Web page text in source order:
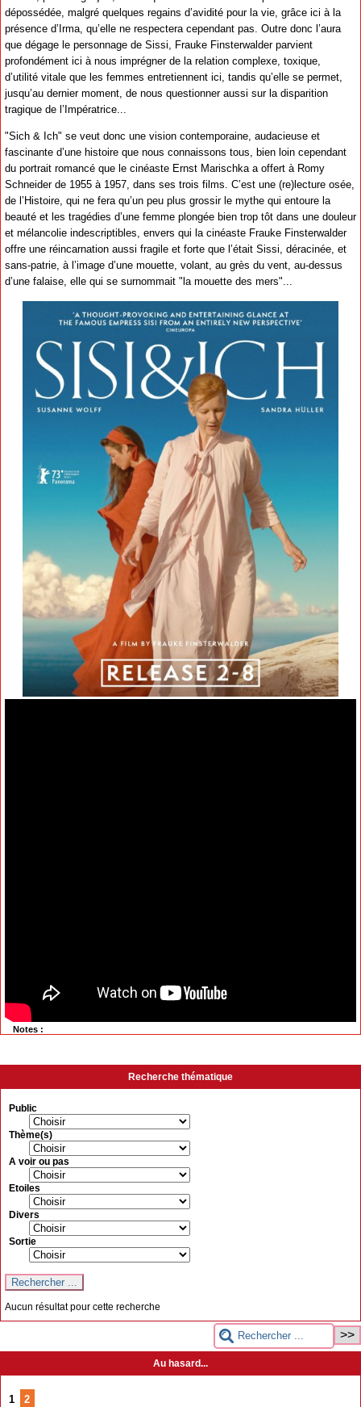
dépossédée, malgré quelques regains d’avidité pour la vie, grâce ici à la
présence d’Irma, qu’elle ne respectera cependant pas. Outre donc l’aura
que dégage le personnage de Sissi, Frauke Finsterwalder parvient
profondément ici à nous imprégner de la relation complexe, toxique,
d’utilité vitale que les femmes entretiennent ici, tandis qu’elle se permet,
jusqu’au dernier moment, de nous questionner aussi sur la disparition
tragique de l’Impératrice...
"Sich & Ich" se veut donc une vision contemporaine, audacieuse et
fascinante d’une histoire que nous connaissons tous, bien loin cependant
du portrait romancé que le cinéaste Ernst Marischka a offert à Romy
Schneider de 1955 à 1957, dans ses trois films. C’est une (re)lecture osée,
de l’Histoire, qui ne fera qu’un peu plus grossir le mythe qui entoure la
beauté et les tragédies d’une femme plongée bien trop tôt dans une douleur
et mélancolie indescriptibles, envers qui la cinéaste Frauke Finsterwalder
offre une réincarnation aussi fragile et forte que l’était Sissi, déracinée, et
sans-patrie, à l’image d’une mouette, volant, au grès du vent, au-dessus
d’une falaise, elle qui se surnommait "la mouette des mers"...
Notes :
Recherche thématique
Public
Thème(s)
A voir ou pas
Etoiles
Divers
Sortie
Aucun résultat pour cette recherche
Au hasard...
1 2